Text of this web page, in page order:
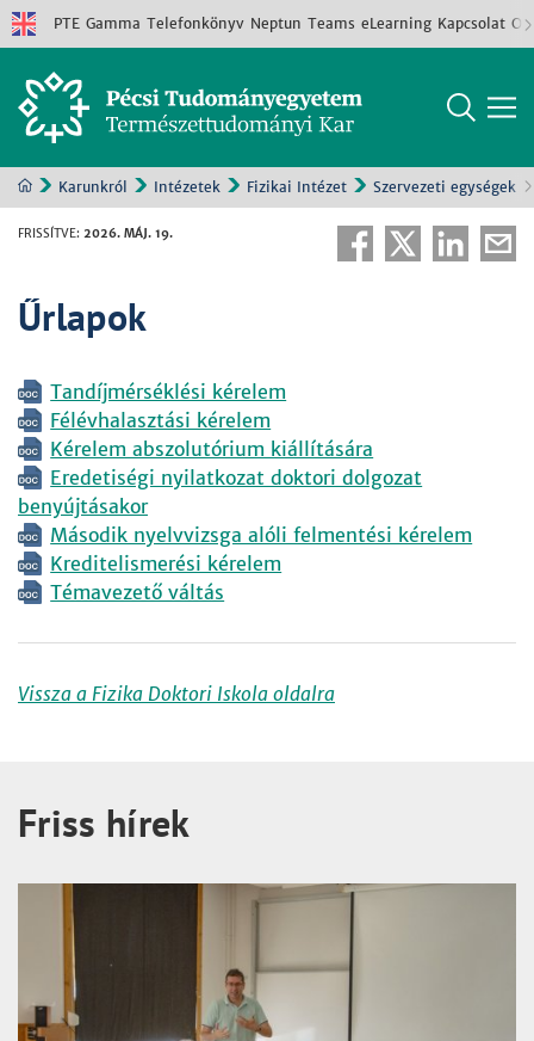
PTE Gamma Telefonkönyv Neptun Teams eLearning Kapcsolat
Karunkról Intézetek Fizikai Intézet Szervezeti egységek
FRISSÍTVE: 2026. MÁJ. 19.
Űrlapok
Tandíjmérséklési kérelem
Félévhalasztási kérelem
Kérelem abszolutórium kiállítására
Eredetiségi nyilatkozat doktori dolgozat
benyújtásakor
Második nyelvvizsga alóli felmentési kérelem
Kreditelismerési kérelem
Témavezető váltás
Vissza a Fizika Doktori Iskola oldalra
Friss hírek